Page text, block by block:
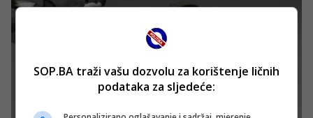
SOP.BA traži vašu dozvolu za korištenje ličnih
podataka za sljedeće: